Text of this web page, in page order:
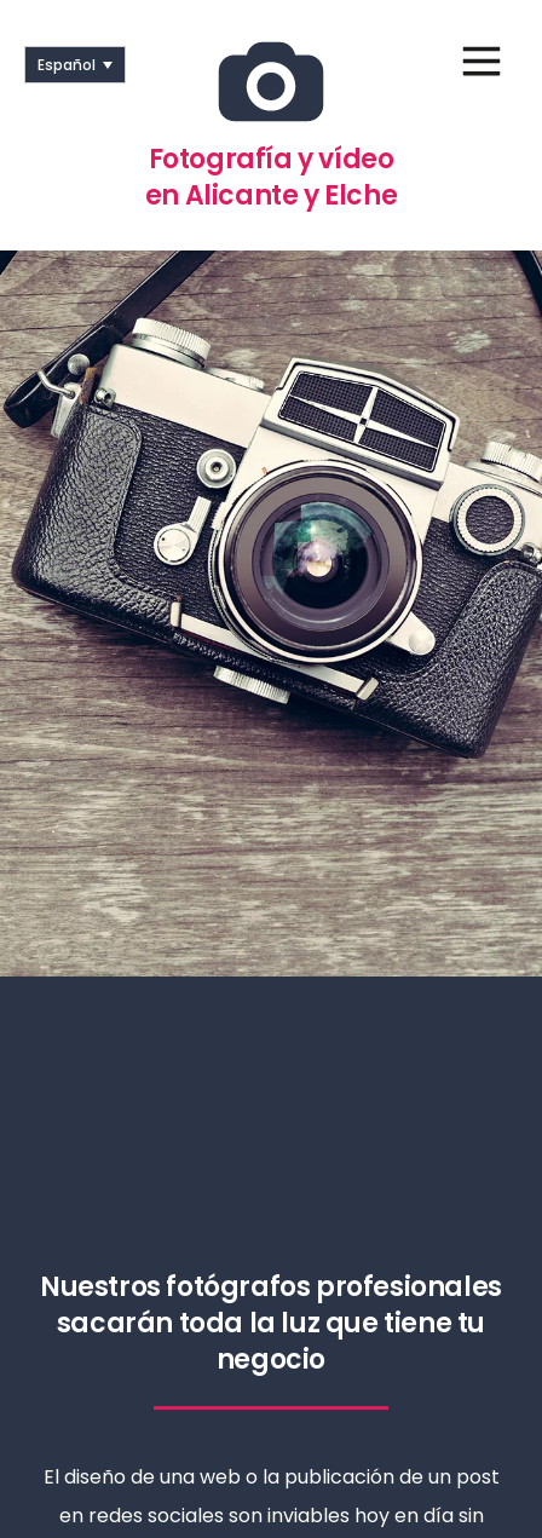
Español
Fotografía y vídeo
en Alicante y Elche
Nuestros fotógrafos profesionales
sacarán toda la luz que tiene tu
negocio
El diseño de una web o la publicación de un post
en redes sociales son inviables hoy en día sin